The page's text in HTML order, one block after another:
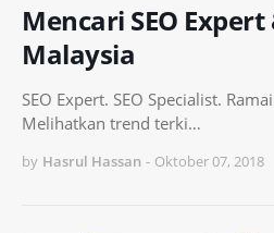
Mencari SEO
Malaysia
SEO Expert. SEO Specialist.
Melihatkan trend terki…
by Hasrul Hassan - Oktober 07, 2018